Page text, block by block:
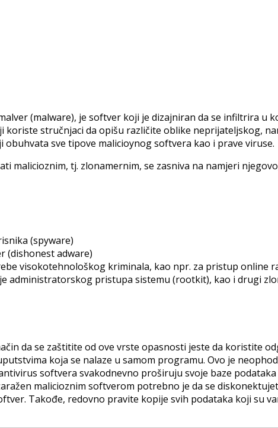
(malware), je softver koji je dizajniran da se infiltrira
koriste stručnjaci da opišu različite oblike neprijateljskog,
sve tipove malicioynog softvera kao i prave viruse.
malicioznim, tj. zlonamernim, se zasniva na namjeri
(spyware)
(dishonest adware)
visokotehnološkog kriminala, kao npr. za pristup online
administratorskog pristupa sistemu (rootkit), kao i drugi
da se zaštitite od ove vrste opasnosti jeste da koristite
koja se nalaze u samom programu. Ovo je
softvera svakodnevno proširuju svoje baze
malicioznim softverom potrebno je da se
Takođe, redovno pravite kopije svih podataka koji su